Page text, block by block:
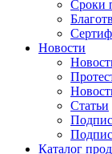
Сроки
Новости
Статьи
Каталог